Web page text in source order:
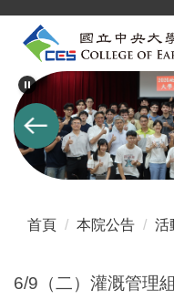
主
要
內
容
區
首頁 本院公告 活
6/9（二）灌溉管理